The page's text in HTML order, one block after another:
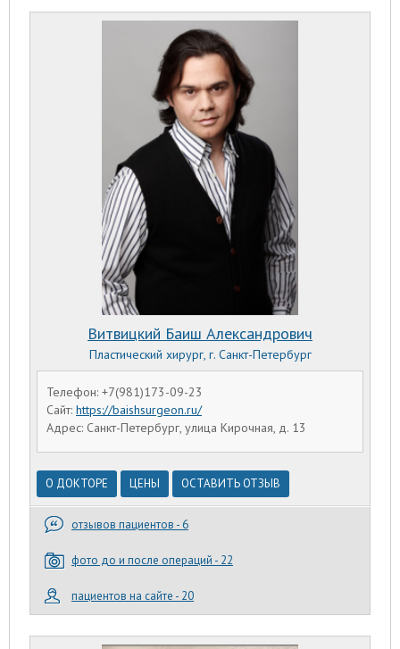
Телефон: +7(981)173-09-23
Сайт: https://baishsurgeon.ru/
Адрес: Санкт-Петербург, улица Кирочная, д. 13
Витвицкий Баиш Александрович
Пластический хирург, г. Санкт-Петербург
О ДОКТОРЕ ЦЕНЫ ОСТАВИТЬ ОТЗЫВ
отзывов пациентов - 6
фото до и после операций - 22
пациентов на сайте - 20